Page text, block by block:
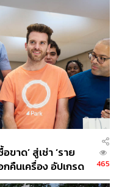
าด’ สู่เช่า ‘ราย
คืนเครื่อง อัปเกรด
465